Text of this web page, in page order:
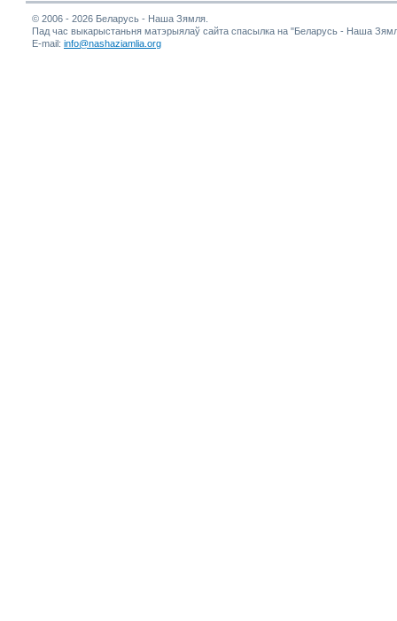
© 2006 - 2026 Беларусь - Наша Зямля.
Пад час выкарыстаньня матэрыялаў сайта спасылка на "Беларусь - Наша
E-mail: info@nashaziamlia.org